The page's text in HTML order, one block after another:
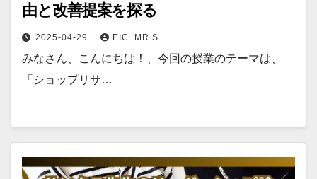
由と改善提案を探る
2025-04-29 EIC_MR.S
みなさん、こんにちは！、今回の授業のテーマは、
「ショップリサ…